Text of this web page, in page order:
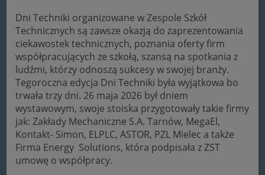
Dni Techniki organizowane w Zespole Szkół
Technicznych są zawsze okazją do zaprezentowania
ciekawostek technicznych, poznania oferty firm
współpracujących ze szkołą, szansą na spotkania z
ludźmi, którzy odnoszą sukcesy w swojej branży.
Tegoroczna edycja Dni Techniki była wyjątkowa bo
trwała trzy dni. 26 maja 2026 był dniem
wystawowym, swoje stoiska przygotowały takie firmy
jak: Zakłady Mechaniczne S.A. Tarnów, MegaEl,
Kontakt- Simon, ELPLC, ASTOR, PZL Mielec a także
Firma Energy Solutions, która podpisała z ZST
umowę o współpracy.